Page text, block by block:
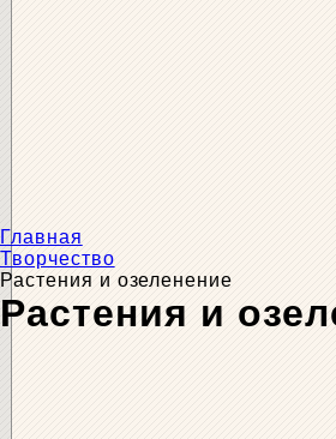
Главная
Творчество
Растения и озеленение
Растения и